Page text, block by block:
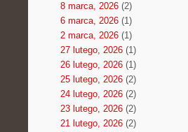
8 marca, 2026(2)
6 marca, 2026(1)
2 marca, 2026(1)
27 lutego, 2026(1)
26 lutego, 2026(1)
25 lutego, 2026(2)
24 lutego, 2026(2)
23 lutego, 2026(2)
21 lutego, 2026(2)